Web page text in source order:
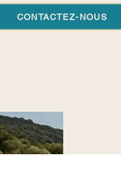
CONTACTEZ-NOUS